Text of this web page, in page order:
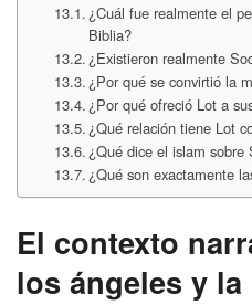
¿Cuál fue realmente el
Biblia?
¿Existieron realmente
¿Por qué se convirtió la
¿Por qué ofreció Lot a
¿Qué relación tiene Lot
¿Qué dice el islam sobre
¿Qué son exactamente
El contexto
los ángeles y